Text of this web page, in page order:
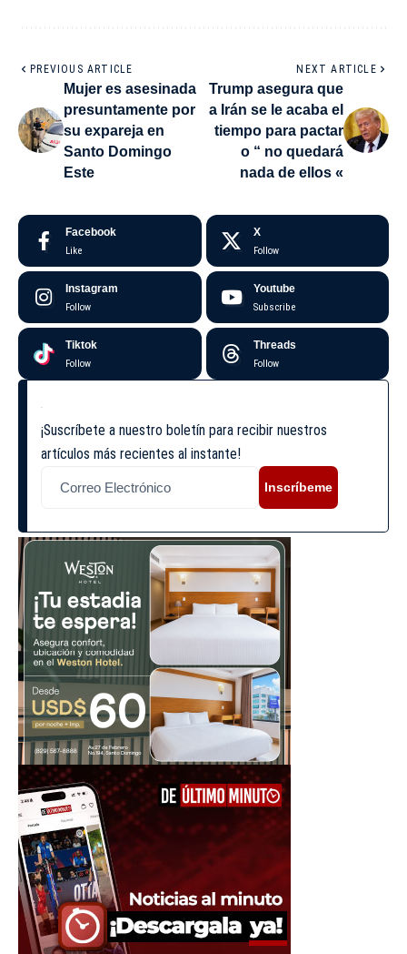
PREVIOUS ARTICLE
Mujer es asesinada
presuntamente por
su expareja en
Santo Domingo
Este
NEXT ARTICLE
Trump asegura que
a Irán se le acaba el
tiempo para pactar
o “ no quedará
nada de ellos «
Facebook
Like
X
Follow
Instagram
Follow
Youtube
Subscribe
Tiktok
Follow
Threads
Follow
¡Suscríbete a nuestro boletín para recibir nuestros
artículos más recientes al instante!
Inscríbeme